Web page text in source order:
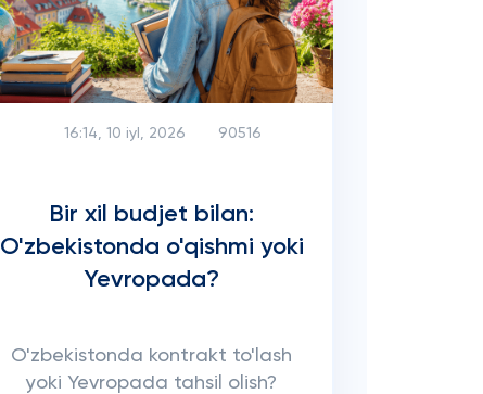
16:14, 10 iyl, 2026 90516
Bir xil budjet bilan:
O'zbekistonda o'qishmi yoki
Yevropada?
O'zbekistonda kontrakt to'lash
yoki Yevropada tahsil olish?